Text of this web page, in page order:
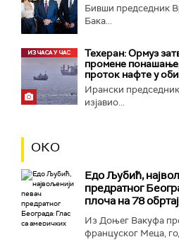
Бивши председник
Бака...
Техеран: Ормуз
промене
проток нафте у
Ирански
изјавио...
ОКО
Едо Љубић,
предратног
плоча на 78
Из Доњег Вакуфа
француског Меца,